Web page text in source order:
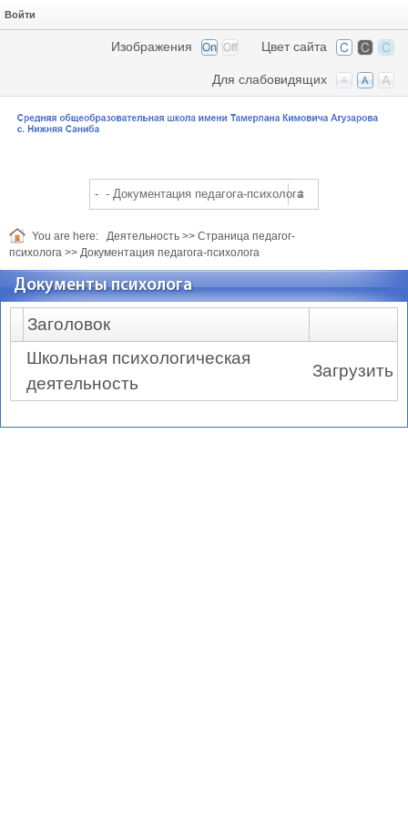
Войти
Цвет сайта
Изображения
Для слабовидящих
You are here: Деятельность >> Страница педагог-
психолога >> Документация педагога-психолога
Документы психолога
Заголовок
Школьная психологическая
деятельность
Загрузить